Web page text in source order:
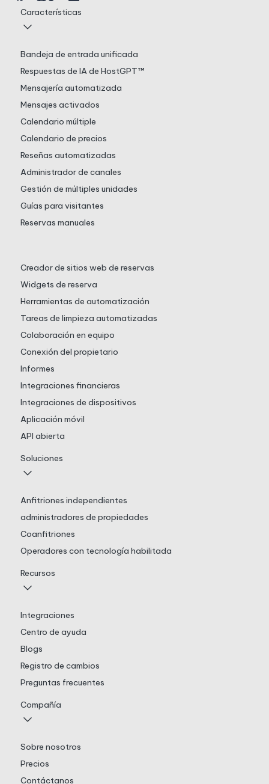
Características
Bandeja de entrada unificada
Respuestas de IA de HostGPT™
Mensajería automatizada
Mensajes activados
Calendario múltiple
Calendario de precios
Reseñas automatizadas
Administrador de canales
Gestión de múltiples unidades
Guías para visitantes
Reservas manuales
Creador de sitios web de reservas
Widgets de reserva
Herramientas de automatización
Tareas de limpieza automatizadas
Colaboración en equipo
Conexión del propietario
Informes
Integraciones financieras
Integraciones de dispositivos
Aplicación móvil
API abierta
Soluciones
Anfitriones independientes
administradores de propiedades
Coanfitriones
Operadores con tecnología habilitada
Recursos
Integraciones
Centro de ayuda
Blogs
Registro de cambios
Preguntas frecuentes
Compañía
Sobre nosotros
Precios
Contáctanos